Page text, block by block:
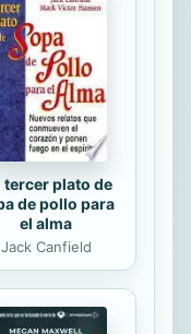
y la
en Formación
y Bachillerato,
tercer plato de
de pollo para
el alma
Jack Canfield